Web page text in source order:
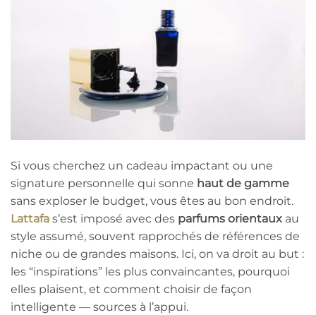
Si vous cherchez un cadeau impactant ou une
signature personnelle qui sonne haut de gamme
sans exploser le budget, vous êtes au bon endroit.
Lattafa s’est imposé avec des parfums orientaux au
style assumé, souvent rapprochés de références de
niche ou de grandes maisons. Ici, on va droit au but :
les “inspirations” les plus convaincantes, pourquoi
elles plaisent, et comment choisir de façon
intelligente — sources à l’appui.